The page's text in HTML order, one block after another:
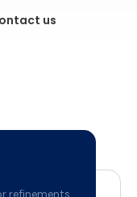
us
refinements